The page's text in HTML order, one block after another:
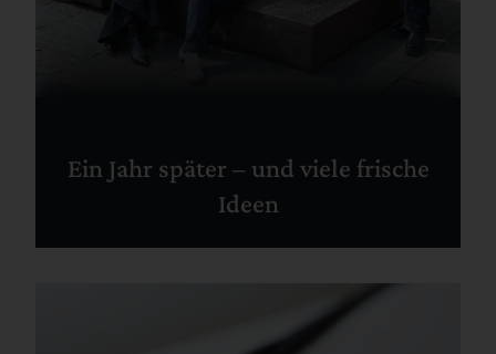
Ein Jahr später – und viele frische
Ideen